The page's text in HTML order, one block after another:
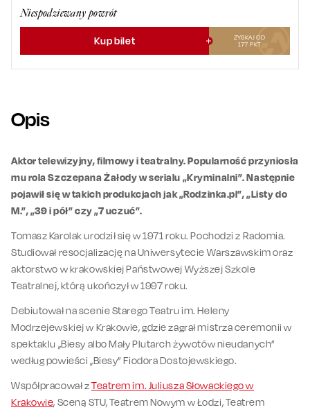
Niespodziewany powrót
Kup bilet
ZYSKAJ OD
177 PKT
Opis
Aktor telewizyjny, filmowy i teatralny. Popularność przyniosła
mu rola Szczepana Żałody w serialu „Kryminalni”. Następnie
pojawił się w takich produkcjach jak „Rodzinka.pl”, „Listy do
M.”, „39 i pół” czy „7 uczuć”.
Tomasz Karolak urodził się w 1971 roku. Pochodzi z Radomia.
Studiował resocjalizację na Uniwersytecie Warszawskim oraz
aktorstwo w krakowskiej Państwowej Wyższej Szkole
Teatralnej, którą ukończył w 1997 roku.
Debiutował na scenie Starego Teatru im. Heleny
Modrzejewskiej w Krakowie, gdzie zagrał mistrza ceremonii w
spektaklu „Biesy albo Mały Plutarch żywotów nieudanych”
według powieści „Biesy” Fiodora Dostojewskiego.
Współpracował zTeatrem im. Juliusza Słowackiego w
Krakowie, Sceną STU, Teatrem Nowym w Łodzi, Teatrem